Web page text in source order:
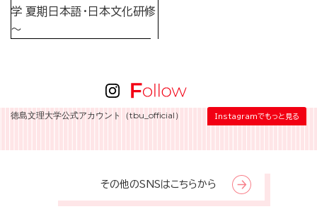
学 夏期日本語・日本文化研修
～
徳島文理大学公式アカウント（tbu_official） Instagramでもっと見る
その他のSNSはこちらから